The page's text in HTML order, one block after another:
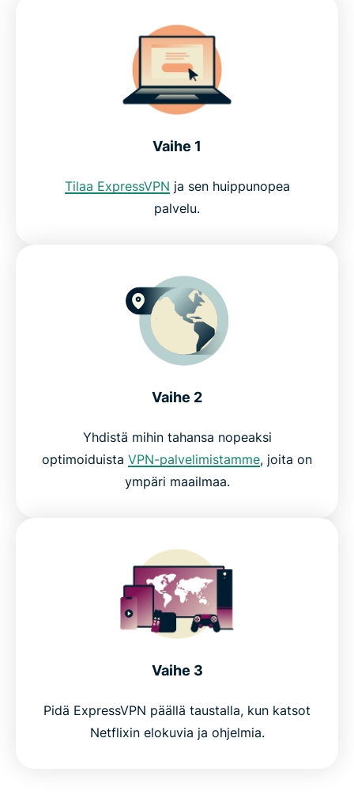
Katso Netflixiä parhaalla VPN:llä riskittömästi
Vaihe 1
Tilaa ExpressVPN ja sen huippunopea
palvelu.
Vaihe 2
Yhdistä mihin tahansa nopeaksi
optimoiduista VPN-palvelimistamme, joita on
ympäri maailmaa.
Vaihe 3
Pidä ExpressVPN päällä taustalla, kun katsot
Netflixin elokuvia ja ohjelmia.